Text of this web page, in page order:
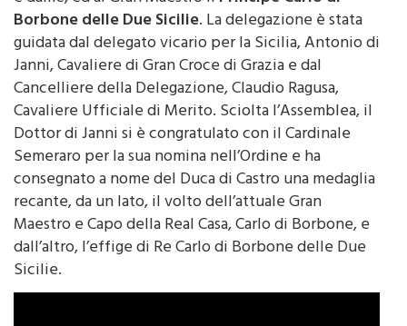
guidata dal delegato vicario per la Sicilia, Antonio di
Janni, Cavaliere di Gran Croce di Grazia e dal
Cancelliere della Delegazione, Claudio Ragusa,
Cavaliere Ufficiale di Merito. Sciolta l’Assemblea, il
Dottor di Janni si è congratulato con il Cardinale
Semeraro per la sua nomina nell’Ordine e ha
consegnato a nome del Duca di Castro una medaglia
recante, da un lato, il volto dell’attuale Gran
Maestro e Capo della Real Casa, Carlo di Borbone, e
dall’altro, l’effige di Re Carlo di Borbone delle Due
Sicilie.